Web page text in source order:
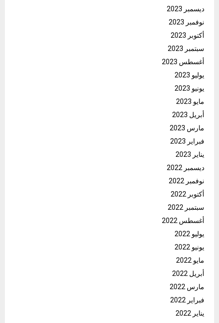
ديسمبر 2023
نوفمبر 2023
أكتوبر 2023
سبتمبر 2023
أغسطس 2023
يوليو 2023
يونيو 2023
مايو 2023
أبريل 2023
مارس 2023
فبراير 2023
يناير 2023
ديسمبر 2022
نوفمبر 2022
أكتوبر 2022
سبتمبر 2022
أغسطس 2022
يوليو 2022
يونيو 2022
مايو 2022
أبريل 2022
مارس 2022
فبراير 2022
يناير 2022